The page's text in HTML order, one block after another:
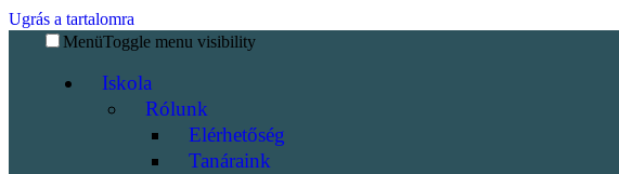
Ugrás a tartalomra
MenüToggle menu visibility
Iskola
Rólunk
Elérhetőség
Tanáraink